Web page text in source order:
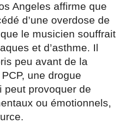
Angeles affirme que
d’une overdose de
le musicien souffrait
et d’asthme. Il
peu avant de la
une drogue
peut provoquer de
ou émotionnels,